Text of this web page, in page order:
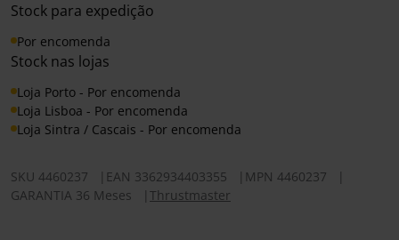
Stock para expedição
Por encomenda
Stock nas lojas
Loja Porto - Por encomenda
Loja Lisboa - Por encomenda
Loja Sintra / Cascais - Por encomenda
SKU 4460237 EAN 3362934403355 MPN 4460237
GARANTIA 36 Meses
Thrustmaster